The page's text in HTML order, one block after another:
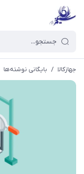
جهازکالا / بایگانی نوشته‌ها